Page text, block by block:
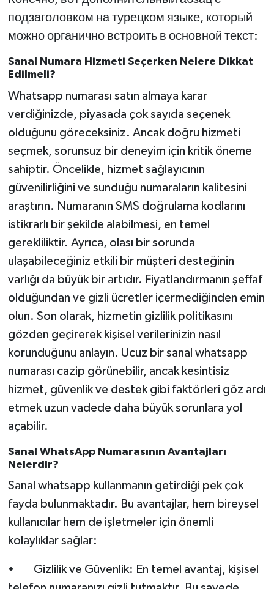
подзаголовком на турецком языке, который
можно органично встроить в основной текст:
Sanal Numara Hizmeti Seçerken Nelere Dikkat
Edilmeli?
Whatsapp numarası satın almaya karar
verdiğinizde, piyasada çok sayıda seçenek
olduğunu göreceksiniz. Ancak doğru hizmeti
seçmek, sorunsuz bir deneyim için kritik öneme
sahiptir. Öncelikle, hizmet sağlayıcının
güvenilirliğini ve sunduğu numaraların kalitesini
araştırın. Numaranın SMS doğrulama kodlarını
istikrarlı bir şekilde alabilmesi, en temel
gerekliliktir. Ayrıca, olası bir sorunda
ulaşabileceğiniz etkili bir müşteri desteğinin
varlığı da büyük bir artıdır. Fiyatlandırmanın şeffaf
olduğundan ve gizli ücretler içermediğinden emin
olun. Son olarak, hizmetin gizlilik politikasını
gözden geçirerek kişisel verilerinizin nasıl
korunduğunu anlayın. Ucuz bir sanal whatsapp
numarası cazip görünebilir, ancak kesintisiz
hizmet, güvenlik ve destek gibi faktörleri göz ardı
etmek uzun vadede daha büyük sorunlara yol
açabilir.
Sanal WhatsApp Numarasının Avantajları
Nelerdir?
Sanal whatsapp kullanmanın getirdiği pek çok
fayda bulunmaktadır. Bu avantajlar, hem bireysel
kullanıcılar hem de işletmeler için önemli
kolaylıklar sağlar:
• Gizlilik ve Güvenlik: En temel avantaj, kişisel